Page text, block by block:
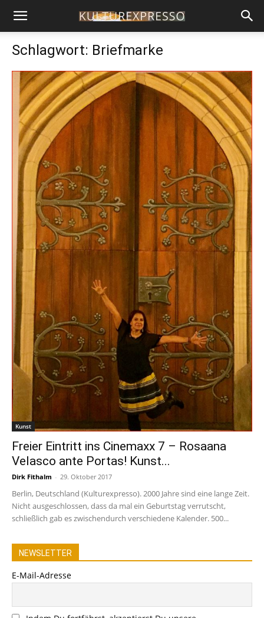
Schlagwort: Briefmarke
Kunst
Freier Eintritt ins Cinemaxx 7 – Rosaana
Velasco ante Portas! Kunst...
Dirk Fithalm - 29. Oktober 2017
Berlin, Deutschland (Kulturexpresso). 2000 Jahre sind eine lange Zeit.
Nicht ausgeschlossen, dass da mal ein Geburtstag verrutscht,
schließlich gab es zwischendurch verschiedene Kalender. 500...
NEWSLETTER
E-Mail-Adresse